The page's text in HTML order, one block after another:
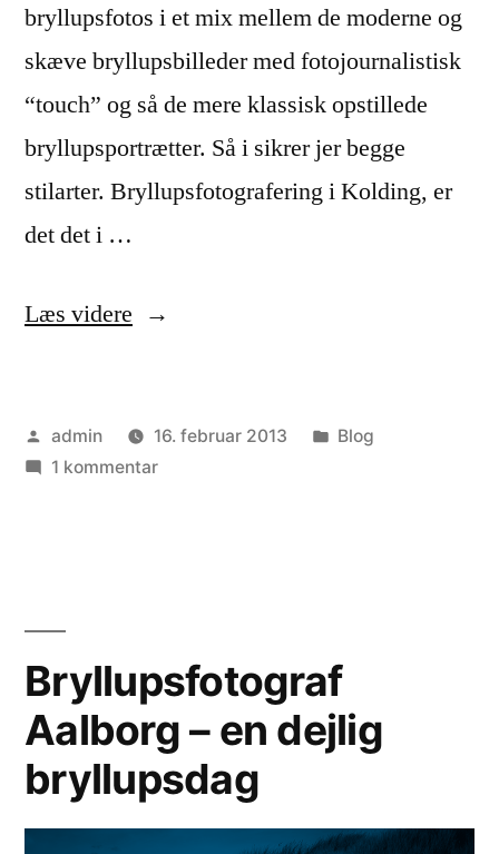
bryllupsfotos i et mix mellem de moderne og
skæve bryllupsbilleder med fotojournalistisk
“touch” og så de mere klassisk opstillede
bryllupsportrætter. Så i sikrer jer begge
stilarter. Bryllupsfotografering i Kolding, er
det det i …
Læs videre “Bryllupsfotograf
Posted
by
admin 16. februar 2013
Posted
Blog
1 kommentartil
Bryllupsfotograf
Aalborg – en dejlig
bryllupsdag